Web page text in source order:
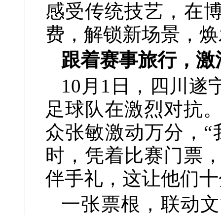
感受传统技艺，在
费，解锁新场景，
跟着赛事旅行，
10月1日，四川遂
足球队在激烈对抗
众张敏激动万分，
时，凭着比赛门票
伴手礼，这让他们
一张票根，联动